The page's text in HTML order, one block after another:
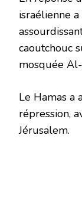
israélienne
caoutchouc
mosquée
Le Hamas a
répression,
Jérusalem.